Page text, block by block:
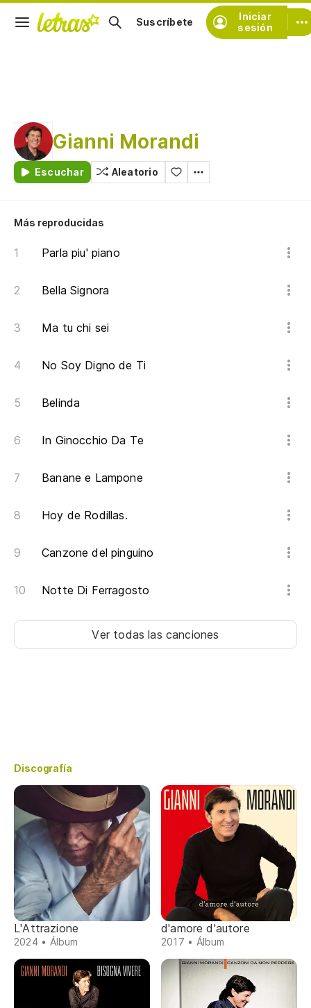
Iniciar
sesión
Suscríbete
Gianni Morandi
Escuchar Aleatorio
Más reproducidas
Parla piu' piano
Bella Signora
Ma tu chi sei
No Soy Digno de Ti
Belinda
In Ginocchio Da Te
Banane e Lampone
Hoy de Rodillas.
Canzone del pinguino
Notte Di Ferragosto
Ver todas las canciones
Discografía
L'Attrazione
2024 • Álbum
d'amore d'autore
2017 • Álbum